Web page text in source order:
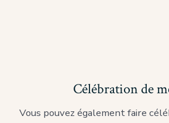
Célébration de
Vous pouvez également faire